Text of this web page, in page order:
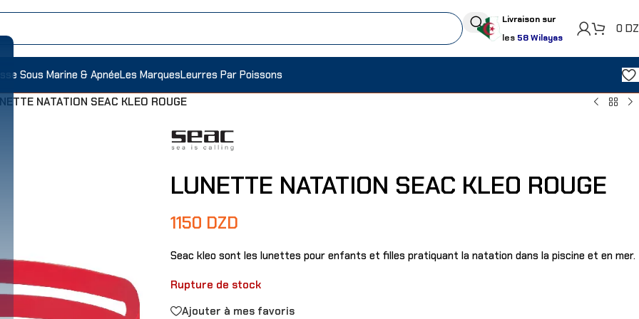
Livraison sur
les 58 Wilayas
0
Sous Marine & ApnéeLes MarquesLeurres Par Poissons
NATATION SEAC KLEO ROUGE
LUNETTE NATATION SEAC KLEO ROUGE
1150 DZD
Seac kleo sont les lunettes pour enfants et filles pratiquant la natation dans la piscine et en mer.
Rupture de stock
Ajouter à mes favoris